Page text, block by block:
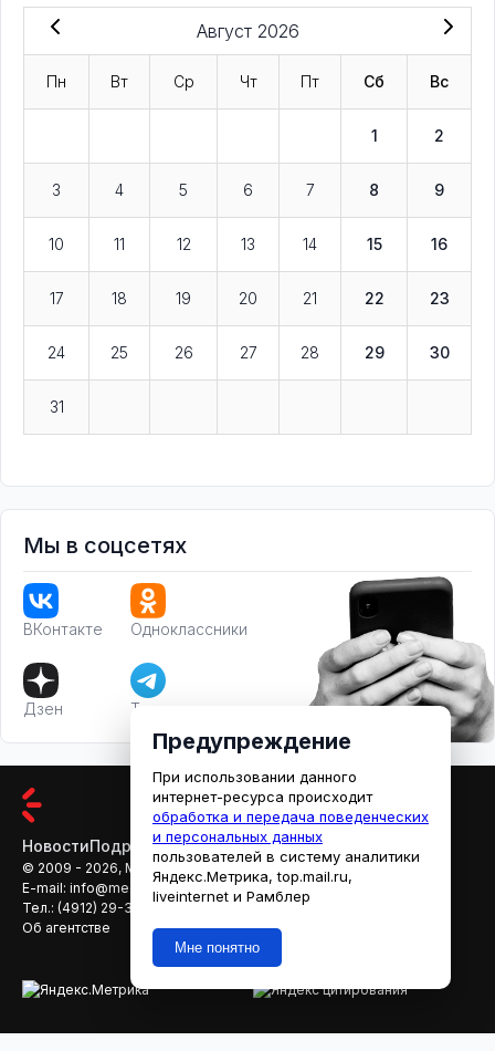
Август 2026
Пн Вт Ср Чт Пт Сб Вс
1 2
3 4 5 6 7 8 9
10 11 12 13 14 15 16
17 18 19 20 21 22 23
24 25 26 27 28 29 30
31
Мы в соцсетях
ВКонтакте Одноклассники
Дзен Телеграм
НовостиПодробностиАфишаКино
© 2009 - 2026, МЕДИАРЯЗАНЬ
E-mail: info@mediaryazan.ru,reklama@mediaryazan.ru
Тел.: (4912) 29-33-66
Об агентстве
Предупреждение
При использовании данного
интернет-ресурса происходит
обработка и передача поведенческих
и персональных данных
пользователей в систему аналитики
Яндекс.Метрика, top.mail.ru,
liveinternet и Рамблер
Мне понятно